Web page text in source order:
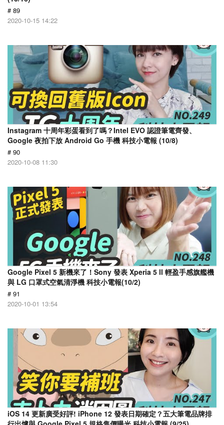
# 89
2020-10-15 14:22
Instagram 十周年彩蛋看到了嗎？Intel EVO 認證筆電齊發、
Google 夜拍下放 Android Go 手機 科技小電報 (10/8)
# 90
2020-10-08 11:30
Google Pixel 5 新機來了！Sony 發表 Xperia 5 ll 輕盈手感旗艦機
與 LG 口罩式空氣清淨機 科技小電報(10/2)
# 91
2020-10-01 13:54
iOS 14 更新廣受好評! iPhone 12 發表日期確定？五大筆電品牌排